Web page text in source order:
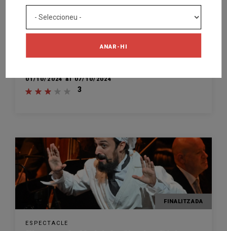
ANAR-HI
ESPECTACLE
La petita flauta màgica - ESCOLAR
GRAN TEATRE DEL LICEU
01/10/2024 al 07/10/2024
3
FINALITZADA
ESPECTACLE